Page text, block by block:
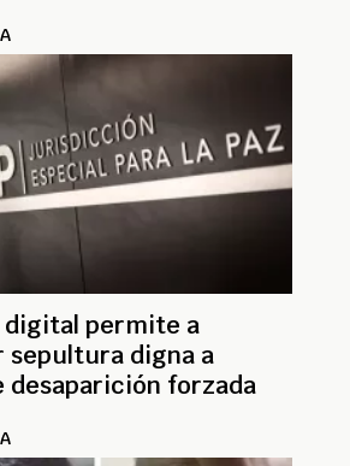
digital permite a
sepultura digna a
desaparición forzada